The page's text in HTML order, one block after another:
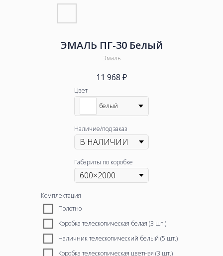
ЭМАЛЬ ПГ-30 Белый
Эмаль
11 968 ₽
Цвет
белый
Наличие/под заказ
Габариты по коробке
Комплектация
Полотно
Коробка телескопическая белая (3 шт.)
Наличник телескопический белый (5 шт.)
Коробка телескопическая цветная (3 шт.)